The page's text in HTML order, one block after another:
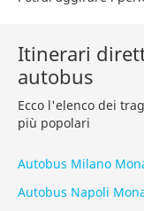
Itinerari
autobus
Ecco l'elenco dei
più popolari
Autobus Milano
Autobus Napoli